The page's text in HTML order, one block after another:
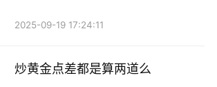
2025-09-19 17:24:11
炒黄金点差都是算两道么